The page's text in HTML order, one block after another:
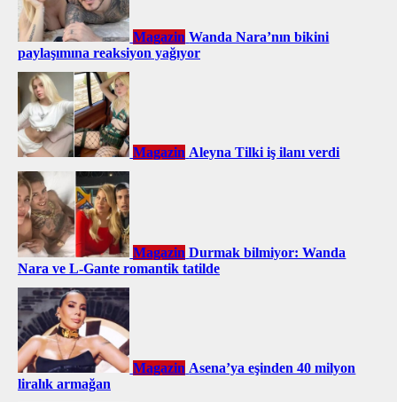
Magazin Wanda Nara’nın bikini
paylaşımına reaksiyon yağıyor
Magazin Aleyna Tilki iş ilanı verdi
Magazin Durmak bilmiyor: Wanda
Nara ve L-Gante romantik tatilde
Magazin Asena’ya eşinden 40 milyon
liralık armağan